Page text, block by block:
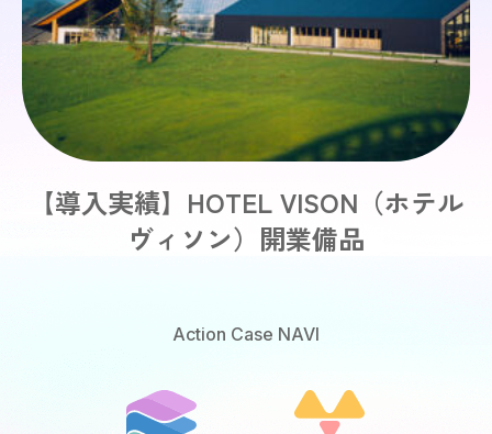
【導入実績】HOTEL VISON（ホテル
ヴィソン）開業備品
Action Case NAVI